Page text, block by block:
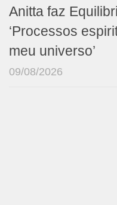
Anitta faz
‘Processos
meu universo’
09/08/2026